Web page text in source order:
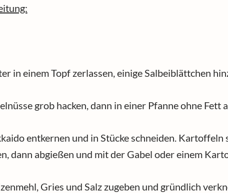
in einem Topf zerlassen, einige Salbeiblättchen
grob hacken, dann in einer Pfanne ohne
entkernen und in Stücke schneiden.
dann abgießen und mit der Gabel oder einem
Gries und Salz zugeben und gründlich